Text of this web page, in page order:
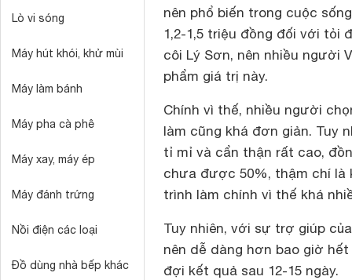
Lò vi sóng
Máy hút khói, khử mùi
Máy làm bánh
Máy pha cà phê
Máy xay, máy ép
Máy đánh trứng
Nồi điện các loại
Đồ dùng nhà bếp khác
nên phổ biến trong cuộc
1,2-1,5 triệu đồng đối với tỏi
côi Lý Sơn, nên nhiều người
phẩm giá trị này.
Chính vì thế, nhiều người
làm cũng khá đơn giản. Tuy
tỉ mỉ và cẩn thận rất cao,
chưa được 50%, thậm chí là
trình làm chính vì thế khá
Tuy nhiên, với sự trợ giúp
nên dễ dàng hơn bao giờ
đợi kết quả sau 12-15 ngày.